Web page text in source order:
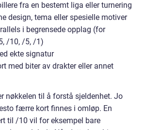
fra en bestemt liga eller turnering
design, tema eller spesielle motiver
i begrensede opplag (for
/10, /5, /1)
ekte signatur
med biter av drakter eller annet
nøkkelen til å forstå sjeldenhet. Jo
færre kort finnes i omløp. En
til /10 vil for eksempel bare